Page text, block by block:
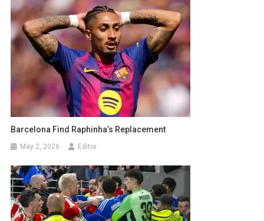
Barcelona Find Raphinha’s Replacement
May 2, 2026 Editor